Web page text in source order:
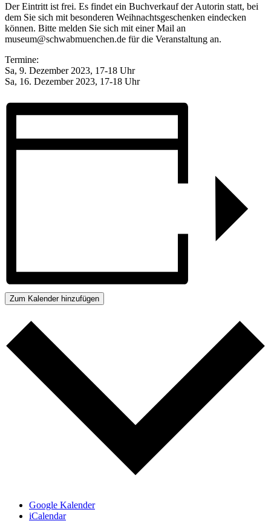
Der Eintritt ist frei. Es findet ein Buchverkauf der Autorin statt, bei
dem Sie sich mit besonderen Weihnachtsgeschenken eindecken
können. Bitte melden Sie sich mit einer Mail an
museum@schwabmuenchen.de für die Veranstaltung an.
Termine:
Sa, 9. Dezember 2023, 17-18 Uhr
Sa, 16. Dezember 2023, 17-18 Uhr
Zum Kalender hinzufügen
Google Kalender
iCalendar